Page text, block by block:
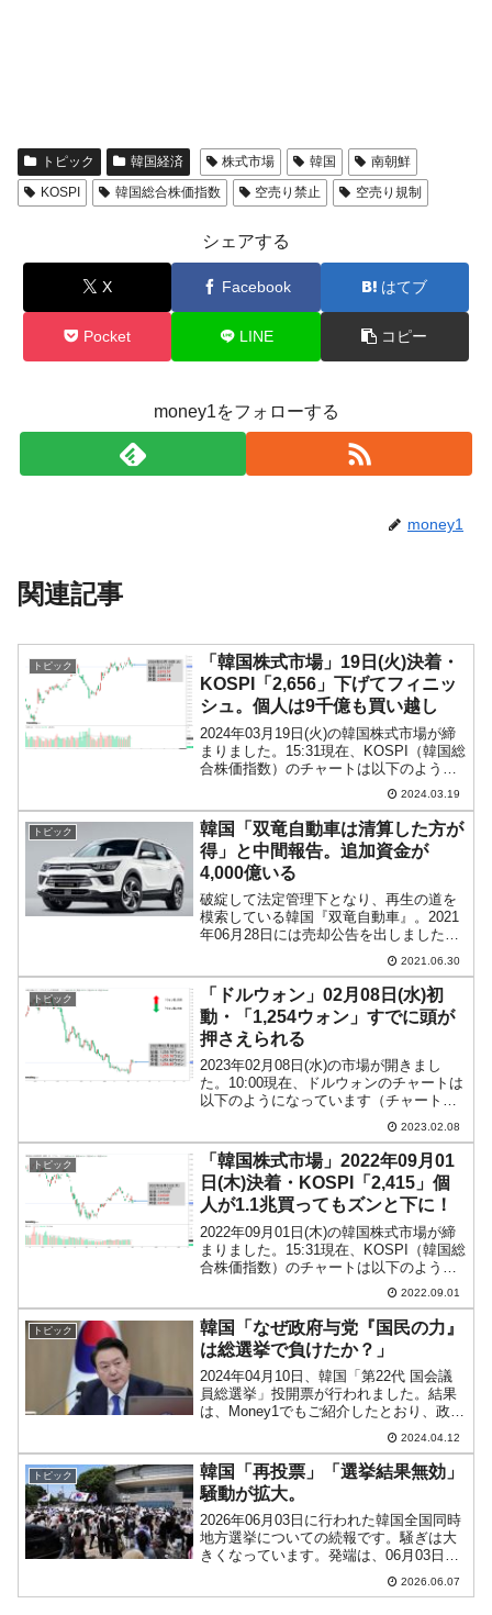
トピック 韓国経済 株式市場 韓国
南朝鮮
KOSPI
韓国総合株価指数 空売り禁止 空売り規制
シェアする
X Facebook はてブ
Pocket LINE コピー
money1をフォローする
money1
関連記事
トピック
「韓国株式市場」19日(火)決着・
KOSPI「2,656」下げてフィニッ
シュ。個人は9千億も買い越し
2024年03月19日(火)の韓国株式市場が締
まりました。15:31現在、KOSPI（韓国総
合株価指数）のチャートは以下のように
『Investing.com』より引用）。幾分戻り
ましたが、陰線で終わりました。KOSP...
2024.03.19
トピック
韓国「双竜自動車は清算した方が
得」と中間報告。追加資金が
4,000億いる
破綻して法定管理下となり、再生の道を
模索している韓国『双竜自動車』。2021
年06月28日には売却公告を出しました。
これで30日後の締め切りまでに「買収し
ます」と手を上げる企業があるかどうか
です。さらには、買収する企業が本当に
『双竜自動車』...
2021.06.30
トピック
「ドルウォン」02月08日(水)初
動・「1,254ウォン」すでに頭が
押さえられる
2023年02月08日(水)の市場が開きまし
た。10:00現在、ドルウォンのチャートは
以下のようになっています（チャートは
『Investing.com』より引用）。前日は残
念ながら陰線で締まりました。本日はそ
れを受けてのスタートです。現在の...
2023.02.08
トピック
「韓国株式市場」2022年09月01
日(木)決着・KOSPI「2,415」個
人が1.1兆買ってもズンと下に！
2022年09月01日(木)の韓国株式市場が締
まりました。15:31現在、KOSPI（韓国総
合株価指数）のチャートは以下のように
『Investing.com』より引用）。ズンと下
に行きました(笑)。しっかりした下落で...
2022.09.01
トピック
韓国「なぜ政府与党『国民の力』
は総選挙で負けたか？」
2024年04月10日、韓国「第22代 国会議
員総選挙」投開票が行われました。結果
は、Money1でもご紹介したとおり、政府
与党『国民の力』の勢力が弱くなるとい
う大惨敗でした。ただし、韓国メディア
（また日本メディアでも）は大惨敗とい
っていま...
2024.04.12
トピック
韓国「再投票」「選挙結果無効」
騒動が拡大。
2026年06月03日に行われた韓国全国同時
地方選挙についての続報です。騒ぎは大
きくなっています。発端は、06月03日の
第9回全国同時地方選挙・国会議員再補欠
選挙で、一部投票所の投票用紙が不足し
2026.06.07